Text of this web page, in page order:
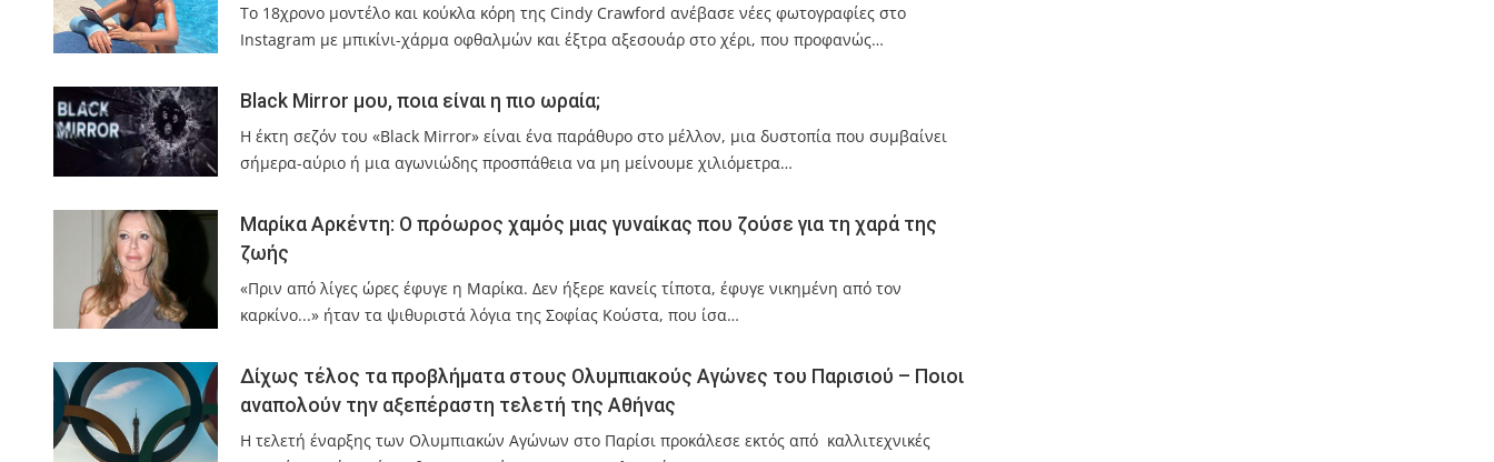
Το 18χρονο μοντέλο και κούκλα κόρη της Cindy Crawford ανέβασε νέες φωτογραφίες στο
Instagram με μπικίνι-χάρμα οφθαλμών και έξτρα αξεσουάρ στο χέρι, που προφανώς…
Black Mirror μου, ποια είναι η πιο ωραία;
Η έκτη σεζόν του «Black Mirror» είναι ένα παράθυρο στο μέλλον, μια δυστοπία που συμβαίνει
σήμερα-αύριο ή μια αγωνιώδης προσπάθεια να μη μείνουμε χιλιόμετρα…
Μαρίκα Αρκέντη: Ο πρόωρος χαμός μιας γυναίκας που ζούσε για τη χαρά της
ζωής
«Πριν από λίγες ώρες έφυγε η Μαρίκα. Δεν ήξερε κανείς τίποτα, έφυγε νικημένη από τον
καρκίνο...» ήταν τα ψιθυριστά λόγια της Σοφίας Κούστα, που ίσα…
Δίχως τέλος τα προβλήματα στους Ολυμπιακούς Αγώνες του Παρισιού – Ποιοι
αναπολούν την αξεπέραστη τελετή της Αθήνας
Η τελετή έναρξης των Ολυμπιακών Αγώνων στο Παρίσι προκάλεσε εκτός από καλλιτεχνικές